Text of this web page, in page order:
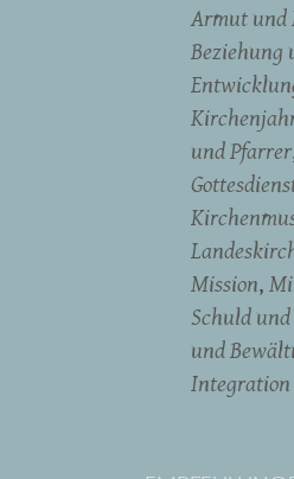
Armut und
Beziehung
und Pfarrer
Mission
Schuld
und
Integration